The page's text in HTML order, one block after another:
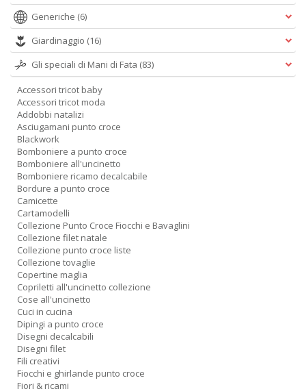
Generiche (6)
Giardinaggio (16)
Gli speciali di Mani di Fata (83)
Accessori tricot baby
Accessori tricot moda
Addobbi natalizi
Asciugamani punto croce
Blackwork
Bomboniere a punto croce
Bomboniere all'uncinetto
Bomboniere ricamo decalcabile
Bordure a punto croce
Camicette
Cartamodelli
Collezione Punto Croce Fiocchi e Bavaglini
Collezione filet natale
Collezione punto croce liste
Collezione tovaglie
Copertine maglia
Copriletti all'uncinetto collezione
Cose all'uncinetto
Cuci in cucina
Dipingi a punto croce
Disegni decalcabili
Disegni filet
Fili creativi
Fiocchi e ghirlande punto croce
Fiori & ricami